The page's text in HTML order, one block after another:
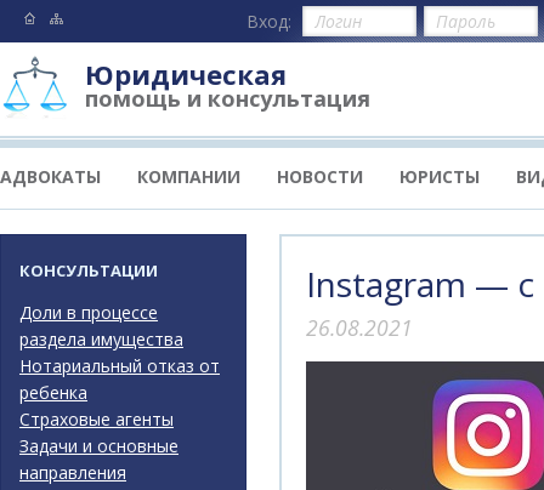
Вход:
Юридическая
помощь и консультация
АДВОКАТЫ КОМПАНИИ НОВОСТИ ЮРИСТЫ
Instagram — с
26.08.2021
КОНСУЛЬТАЦИИ
Доли в процессе
раздела имущества
Нотариальный отказ от
ребенка
Страховые агенты
Задачи и основные
направления